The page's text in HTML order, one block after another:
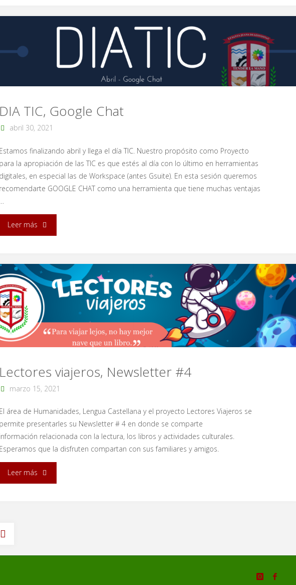
rectoría."
DIA TIC, Google Chat
abril 30, 2021
Estamos finalizando abril y llega el día TIC. Nuestro propósito como Proyecto
para la apropiación de las TIC es que estés al día con lo último en herramientas
digitales, en especial las de Workspace (antes Gsuite). En esta sesión queremos
recomendarte GOOGLE CHAT como una herramienta que tiene muchas ventajas
Leer más "DIA
Google
Chat"
Lectores viajeros, Newsletter #4
marzo 15, 2021
El área de Humanidades, Lengua Castellana y el proyecto Lectores Viajeros se
permite presentarles su Newsletter # 4 en donde se comparte
información relacionada con la lectura, los libros y actividades culturales.
Esperamos que la disfruten compartan con sus familiares y amigos.
Leer más "Lectores